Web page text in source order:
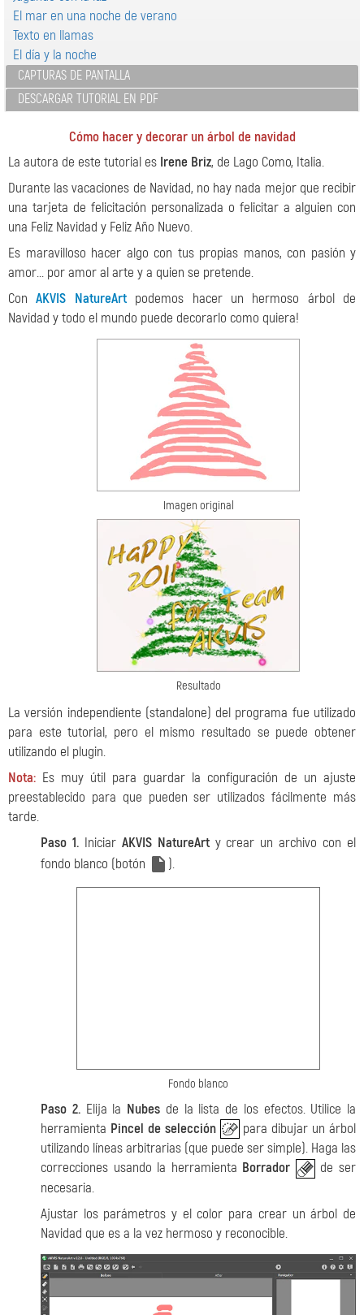
El mar en una noche de verano
Texto en llamas
El día y la noche
CAPTURAS DE PANTALLA
DESCARGAR TUTORIAL EN PDF
Cómo hacer y decorar un árbol de navidad
La autora de este tutorial es Irene Briz, de Lago Como, Italia.
Durante las vacaciones de Navidad, no hay nada mejor que recibir
una tarjeta de felicitación personalizada o felicitar a alguien con
una Feliz Navidad y Feliz Año Nuevo.
Es maravilloso hacer algo con tus propias manos, con pasión y
amor... por amor al arte y a quien se pretende.
ConAKVIS NatureArtpodemos hacer un hermoso árbol de
Navidad y todo el mundo puede decorarlo como quiera!
Imagen original
Resultado
La versión independiente (standalone) del programa fue utilizado
para este tutorial, pero el mismo resultado se puede obtener
utilizando el plugin.
Nota: Es muy útil para guardar la configuración de un ajuste
preestablecido para que pueden ser utilizados fácilmente más
tarde.
Paso 1.Iniciar AKVIS NatureArty crear un archivo con el
fondo blanco (botón
).
Fondo blanco
Paso 2.Elija la Nubes de la lista de los efectos. Utilice la
herramienta Pincel de selección
para dibujar un árbol
utilizando líneas arbitrarias (que puede ser simple). Haga las
correcciones usando la herramienta Borrador
de ser
necesaria.
Ajustar los parámetros y el color para crear un árbol de
Navidad que es a la vez hermoso y reconocible.